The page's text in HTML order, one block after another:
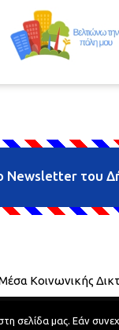
Newsletter του
Κοινωνικής
Τηλεφωνικός
μας. Εάν